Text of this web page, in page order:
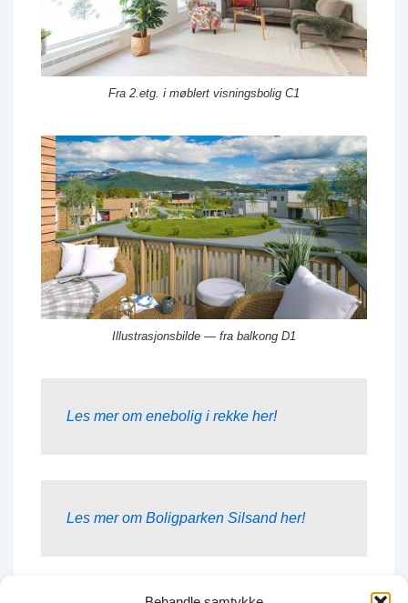
Fra 2.etg. i møblert visningsbolig C1
Illustrasjonsbilde — fra balkong D1
Les mer om enebolig i rekke her!
Les mer om Boligparken Silsand her!